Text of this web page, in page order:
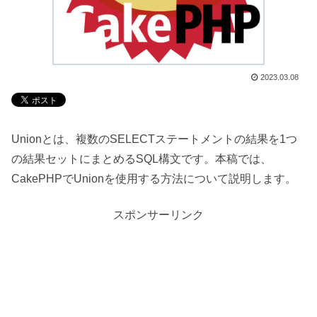
2023.03.08
Unionとは、複数のSELECTステートメントの結果を1つ
の結果セットにまとめるSQL構文です。本稿では、
CakePHPでUnionを使用する方法について説明します。
スポンサーリンク